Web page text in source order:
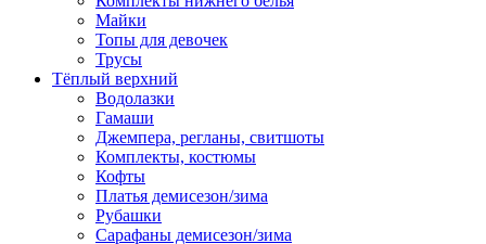
Майки
Топы для девочек
Трусы
Тёплый верхний
Водолазки
Гамаши
Джемпера, регланы, свитшоты
Комплекты, костюмы
Кофты
Платья демисезон/зима
Рубашки
Сарафаны демисезон/зима